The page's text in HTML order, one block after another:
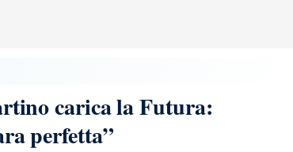
carica la Futura:
perfetta”